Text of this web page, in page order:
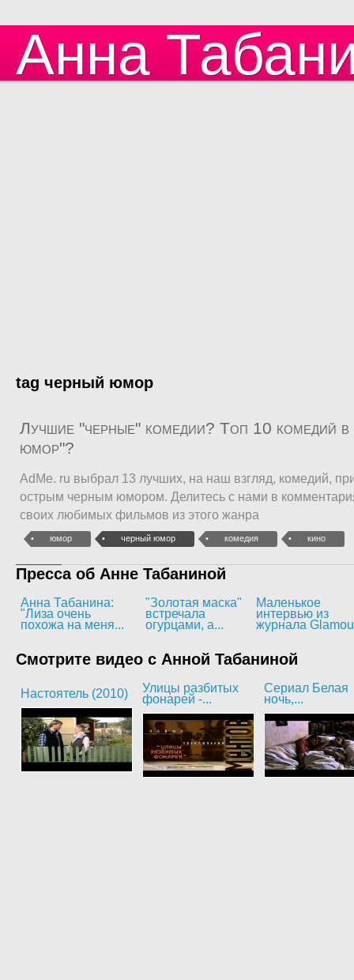
Анна
tag черный юмор
Лучшие "черные" комедии? Топ 10 комедий в
юмор"?
AdMe. ru выбрал 13 лучших, на наш взгляд, комедий,
острым черным юмором. Делитесь с нами в
своих любимых фильмов из этого жанра
юмор черный юмор комедия кино
Пресса об Анне Табаниной
Анна Табанина:
"Лиза очень
похожа на меня...
"Золотая маска"
встречала
огурцами, а...
Маленькое
интервью из
журнала
Смотрите видео с Анной Табаниной
Настоятель (2010)
Улицы разбитых
фонарей -...
Сериал Белая
ночь,...